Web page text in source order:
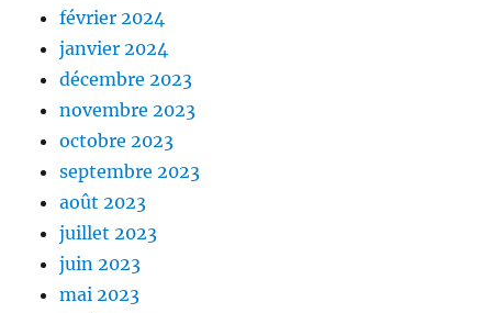
février 2024
janvier 2024
décembre 2023
novembre 2023
octobre 2023
septembre 2023
août 2023
juillet 2023
juin 2023
mai 2023